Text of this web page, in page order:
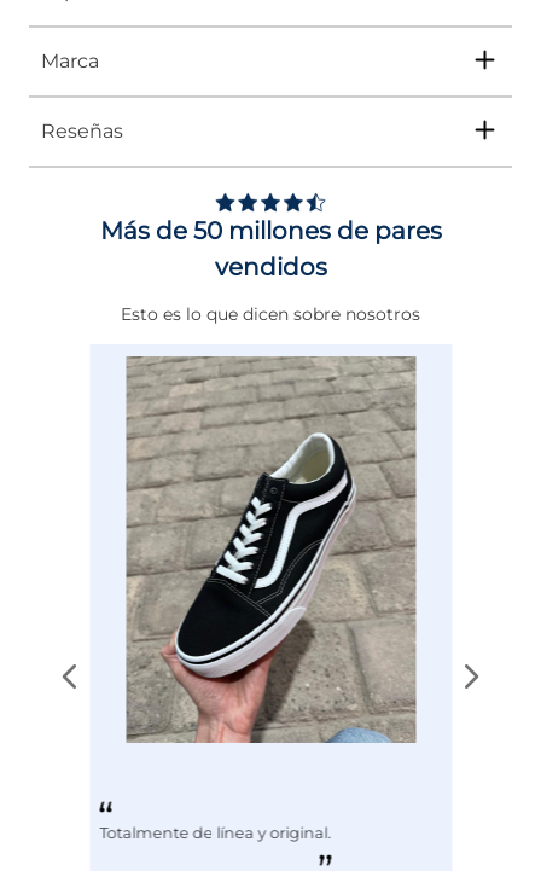
Tipo
DE 0 A 4 cms
Marca
Impus te trae una colección que rinde
homenaje a su legado. Con una fusión de
clásicos reinventados y nuevos diseños, cada
pieza no solo está pensada para el
rendimiento en la cancha o el gimnasio, sino
estilo de vida diario.
Reseñas
Más de 50 millones de pares
vendidos
Esto es lo que dicen sobre nosotros
Totalmente de línea y original.